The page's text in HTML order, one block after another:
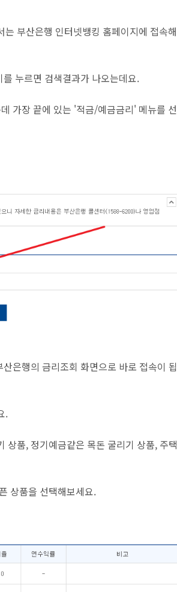
부산은행 인터넷뱅킹 홈페이지에 접속해
누르면 검색결과가 나오는데요.
가장 끝에 있는 '적금/예금금리' 메뉴를 선
은행의 금리조회 화면으로 바로 접속이 됩
.
상품, 정기예금같은 목돈 굴리기 상품, 주택
상품을 선택해보세요.